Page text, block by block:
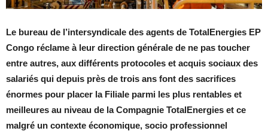
Le bureau de l’intersyndicale des agents de TotalEnergies EP
Congo réclame à leur direction générale de ne pas toucher
entre autres, aux différents protocoles et acquis sociaux des
salariés qui depuis près de trois ans font des sacrifices
énormes pour placer la Filiale parmi les plus rentables et
meilleures au niveau de la Compagnie TotalEnergies et ce
malgré un contexte économique, socio professionnel